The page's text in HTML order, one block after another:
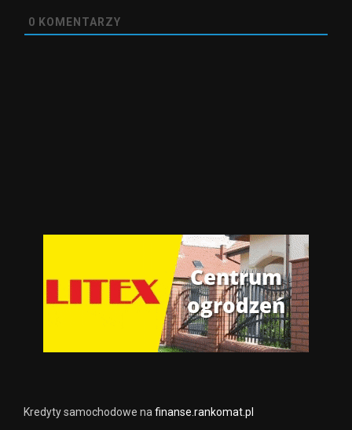
0 KOMENTARZY
Kredyty samochodowe na finanse.rankomat.pl